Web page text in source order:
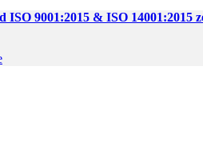
ISO 9001:2015 & ISO 14001:2015